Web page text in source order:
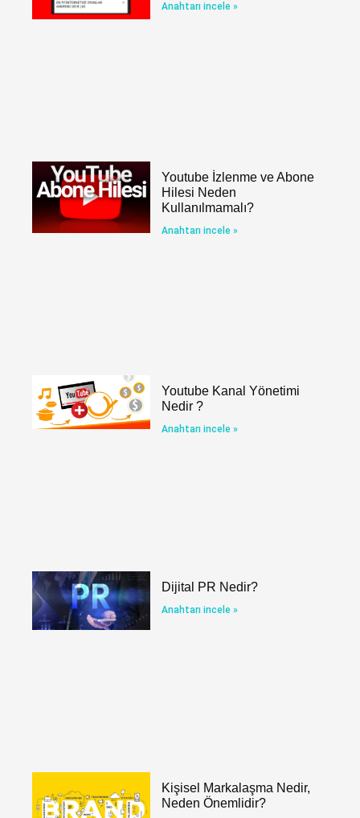
Anahtarı incele »
Youtube İzlenme ve Abone
Hilesi Neden
Kullanılmamalı?
Anahtarı incele »
Youtube Kanal Yönetimi
Nedir ?
Anahtarı incele »
Dijital PR Nedir?
Anahtarı incele »
Kişisel Markalaşma Nedir,
Neden Önemlidir?